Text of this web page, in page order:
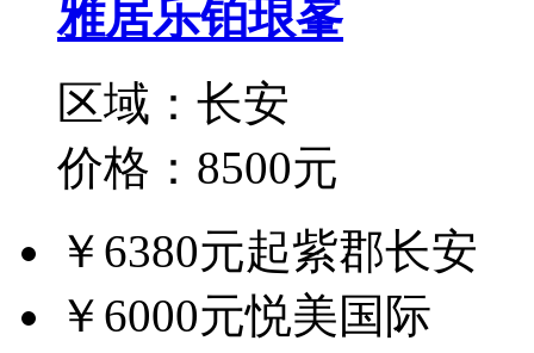
雅居乐铂琅峯
区域：长安
价格：8500元
￥6380元起紫郡长安
￥6000元悦美国际